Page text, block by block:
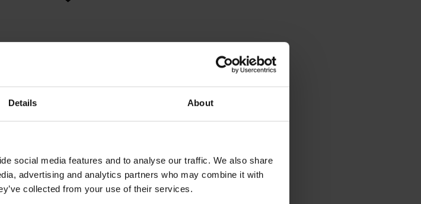
Details About
social media features and to analyse our traffic. We also share
advertising and analytics partners who may combine it with
collected from your use of their services.